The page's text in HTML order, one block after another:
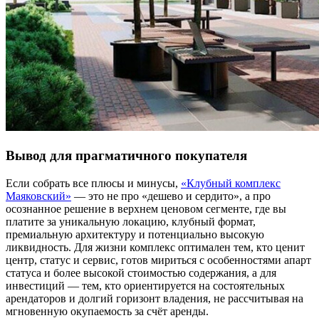
Вывод для прагматичного покупателя
Если собрать все плюсы и минусы, «Клубный комплекс
Маяковский» — это не про «дешево и сердито», а про
осознанное решение в верхнем ценовом сегменте, где вы
платите за уникальную локацию, клубный формат,
премиальную архитектуру и потенциально высокую
ликвидность. Для жизни комплекс оптимален тем, кто ценит
центр, статус и сервис, готов мириться с особенностями апарт
статуса и более высокой стоимостью содержания, а для
инвестиций — тем, кто ориентируется на состоятельных
арендаторов и долгий горизонт владения, не рассчитывая на
мгновенную окупаемость за счёт аренды.